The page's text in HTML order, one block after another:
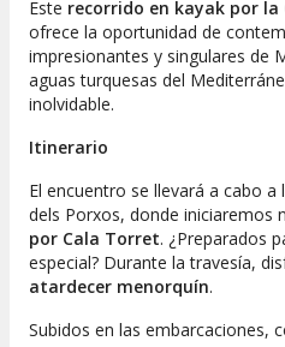
Este recorrido en kayak por la
ofrece la oportunidad de
impresionantes y singulares de
aguas turquesas del
inolvidable.
Itinerario
El encuentro se llevará a cabo a
dels Porxos, donde iniciaremos
por Cala Torret. ¿Preparados
especial? Durante la travesía,
atardecer menorquín.
Subidos en las embarcaciones,